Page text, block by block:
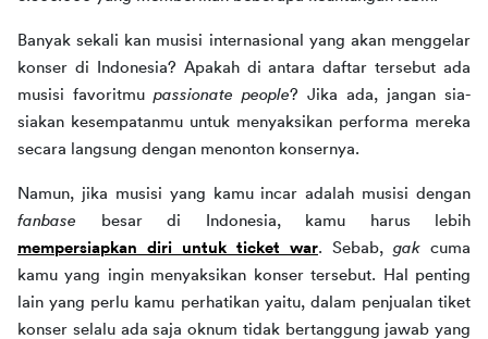
Banyak sekali kan musisi internasional yang akan menggelar
konser di Indonesia? Apakah di antara daftar tersebut ada
musisi favoritmu passionate people? Jika ada, jangan sia-
siakan kesempatanmu untuk menyaksikan performa mereka
secara langsung dengan menonton konsernya.
fanbase
mempersiapkan diri untuk ticket war. Sebab, gak cuma
kamu yang ingin menyaksikan konser tersebut. Hal penting
lain yang perlu kamu perhatikan yaitu, dalam penjualan tiket
konser selalu ada saja oknum tidak bertanggung jawab yang